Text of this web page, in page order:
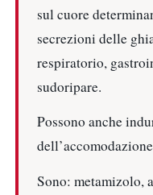
sul cuore
secrezioni delle
respiratorio,
sudoripare.
Possono anche
Sono: metamizolo,